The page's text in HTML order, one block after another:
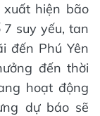
hiện bão
suy yếu, tan
đến Phú Yên
đến thời
hoạt động
dự báo sẽ